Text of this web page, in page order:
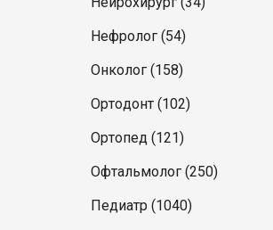
Нефролог (54)
Онколог (158)
Ортодонт (102)
Ортопед (121)
Офтальмолог (250)
Педиатр (1040)